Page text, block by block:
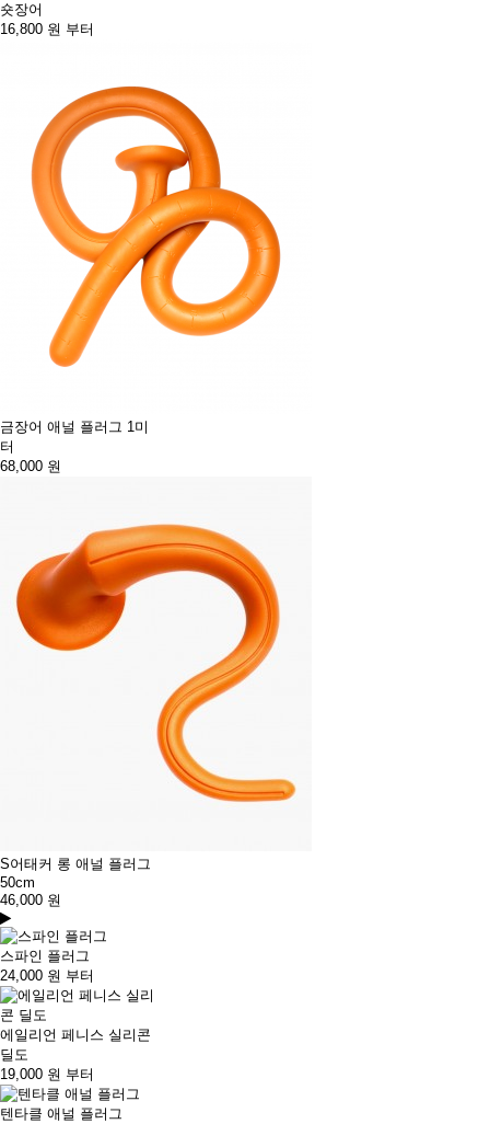
숏장어
16,800 원 부터
금장어 애널 플러그 1미
터
68,000 원
S어태커 롱 애널 플러그
50cm
46,000 원
스파인 플러그
24,000 원 부터
에일리언 페니스 실리콘
딜도
19,000 원 부터
텐타클 애널 플러그